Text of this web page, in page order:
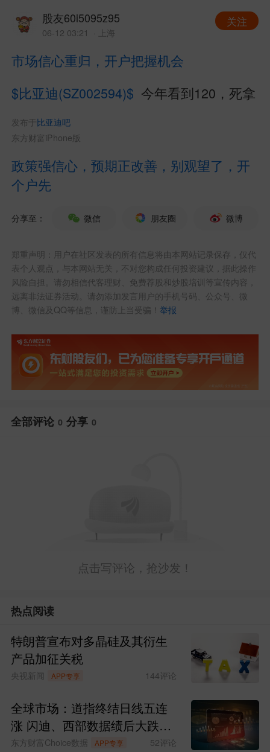
股友60i5095z95
06-12 03:21 · 上海
关注
市场信心重归，开户把握机会
$比亚迪(SZ002594)$ 今年看到120，死拿
发布于 比亚迪吧
东方财富iPhone版
政策强信心，预期正改善，别观望了，开
个户先
分享至： 微信 朋友圈 微博
郑重声明：用户在社区发表的所有信息将由本网站记录保存，仅代
表个人观点，与本网站无关，不对您构成任何投资建议，据此操作
风险自担。请勿相信代客理财、免费荐股和炒股培训等宣传内容，
远离非法证券活动。请勿添加发言用户的手机号码、公众号、微
博、微信及QQ等信息，谨防上当受骗！举报
全部评论 0 分享 0
点击写评论，抢沙发！
热点阅读
特朗普宣布对多晶硅及其衍生
产品加征关税
央视新闻 APP专享 144评论
全球市场：道指终结日线五连
涨 闪迪、西部数据绩后大跌
SpaceX涨超6%
东方财富Choice数据 APP专享 52评论